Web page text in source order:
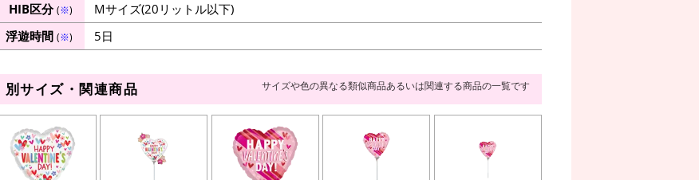
HIB区分(※)
Mサイズ(20リットル以下)
浮遊時間 (※) 5日
別サイズ・関連商品 サイズや色の異なる類似商品あるいは関連する商品の一覧です